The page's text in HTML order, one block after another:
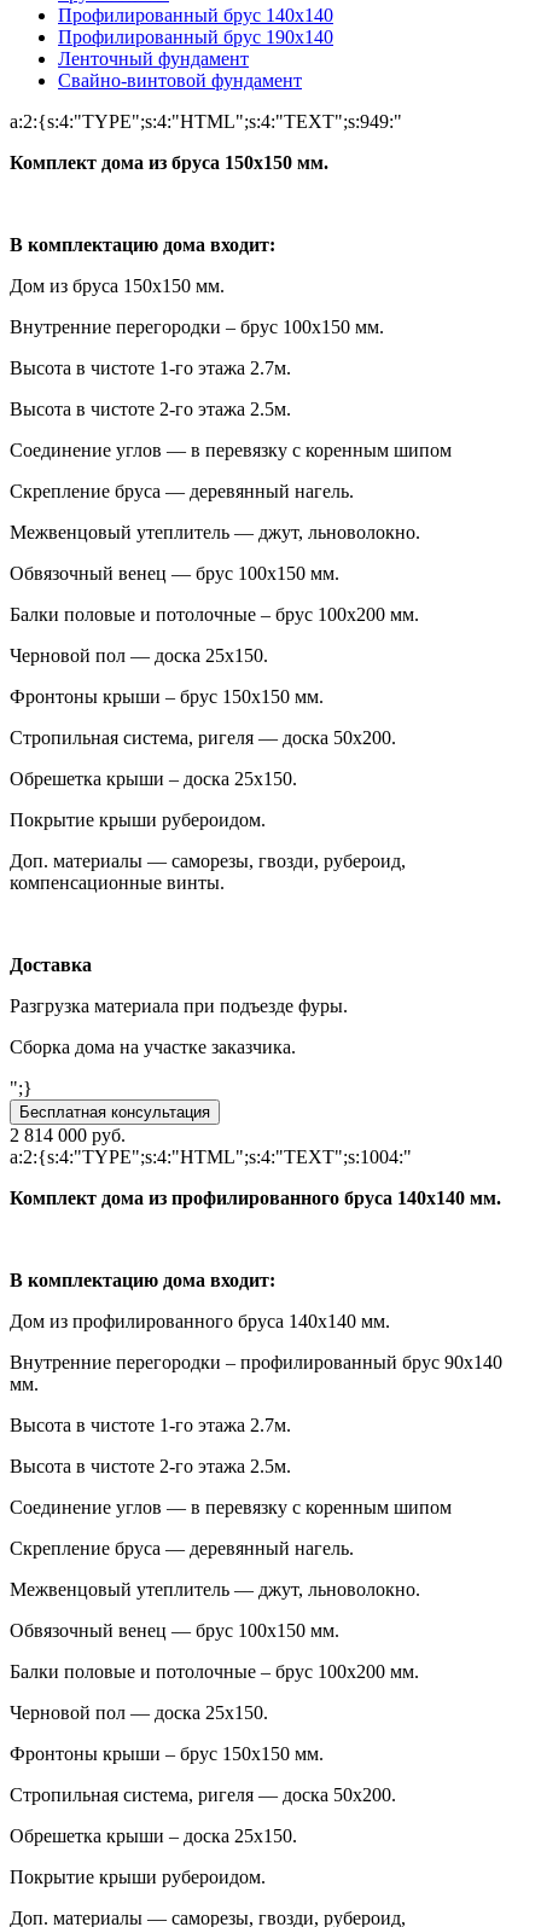
Профилированный брус 140х140
Профилированный брус 190х140
Ленточный фундамент
Свайно-винтовой фундамент
a:2:{s:4:"TYPE";s:4:"HTML";s:4:"TEXT";s:949:"
Комплект дома из бруса 150x150 мм.
В комплектацию дома входит:
Дом из бруса 150х150 мм.
Внутренние перегородки – брус 100х150 мм.
Высота в чистоте 1-го этажа 2.7м.
Высота в чистоте 2-го этажа 2.5м.
Соединение углов — в перевязку с коренным шипом
Скрепление бруса — деревянный нагель.
Межвенцовый утеплитель — джут, льноволокно.
Обвязочный венец — брус 100х150 мм.
Балки половые и потолочные – брус 100х200 мм.
Черновой пол — доска 25х150.
Фронтоны крыши – брус 150х150 мм.
Стропильная система, ригеля — доска 50х200.
Обрешетка крыши – доска 25х150.
Покрытие крыши рубероидом.
Доп. материалы — саморезы, гвозди, рубероид,
компенсационные винты.
Доставка
Разгрузка материала при подъезде фуры.
Сборка дома на участке заказчика.
";}
Бесплатная консультация
2 814 000 руб.
a:2:{s:4:"TYPE";s:4:"HTML";s:4:"TEXT";s:1004:"
Комплект дома из профилированного бруса 140x140 мм.
В комплектацию дома входит:
Дом из профилированного бруса 140х140 мм.
Внутренние перегородки – профилированный брус 90х140
мм.
Высота в чистоте 1-го этажа 2.7м.
Высота в чистоте 2-го этажа 2.5м.
Соединение углов — в перевязку с коренным шипом
Скрепление бруса — деревянный нагель.
Межвенцовый утеплитель — джут, льноволокно.
Обвязочный венец — брус 100х150 мм.
Балки половые и потолочные – брус 100х200 мм.
Черновой пол — доска 25х150.
Фронтоны крыши – брус 150х150 мм.
Стропильная система, ригеля — доска 50х200.
Обрешетка крыши – доска 25х150.
Покрытие крыши рубероидом.
Доп. материалы — саморезы, гвозди, рубероид,